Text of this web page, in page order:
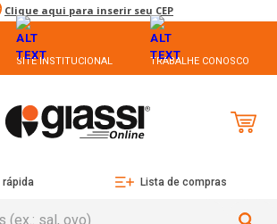
Clique aqui para inserir seu CEP
SITE INSTITUCIONAL TRABALHE CONOSCO
rápida Lista de compras